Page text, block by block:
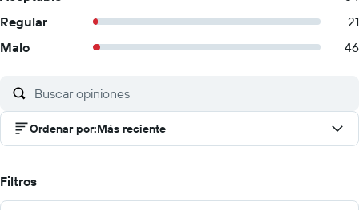
Regular
21
Malo
46
Ordenar por:Más reciente
Filtros